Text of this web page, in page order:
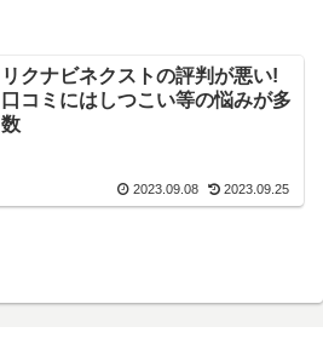
リクナビネクストの評判が悪い!
口コミにはしつこい等の悩みが多
数
2023.09.08 2023.09.25